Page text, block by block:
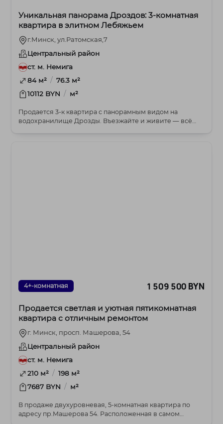
Уникальная панорама Дроздов: 3-комнатная
квартира в элитном Лебяжьем
г.Минск, ул.Ратомская,7
Центральный район
ст. м. Немига
84 м² / 76.3 м²
10112 BYN / м²
Продается 3-к квартира с панорамным видом на
водохранилище Дрозды. Въезжайте и живите — всё
4+-комнатная 1 509 500 BYN
Продается светлая и уютная пятикомнатная
квартира с отличным ремонтом
г. Минск, просп. Машерова, 54
Центральный район
ст. м. Немига
210 м² / 198 м²
7687 BYN / м²
В продаже двухуровневая, 5-комнатная квартира по
адресу пр.Машерова 54. Расположенная в самом